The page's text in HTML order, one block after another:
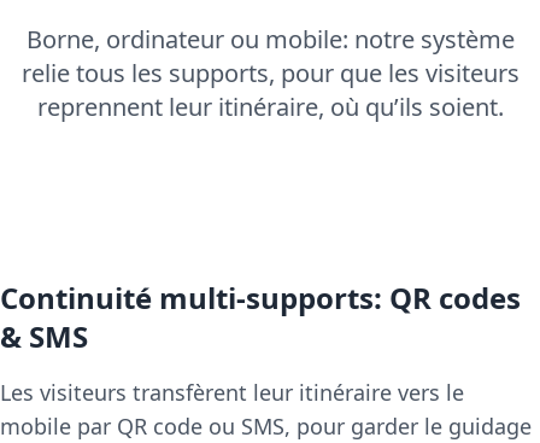
Borne, ordinateur ou mobile: notre système
relie tous les supports, pour que les visiteurs
reprennent leur itinéraire, où qu’ils soient.
Continuité multi-supports: QR codes
& SMS
Les visiteurs transfèrent leur itinéraire vers le
mobile par QR code ou SMS, pour garder le guidage